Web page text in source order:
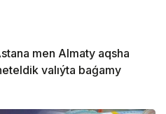
men Almaty aqsha
valıýta baǵamy